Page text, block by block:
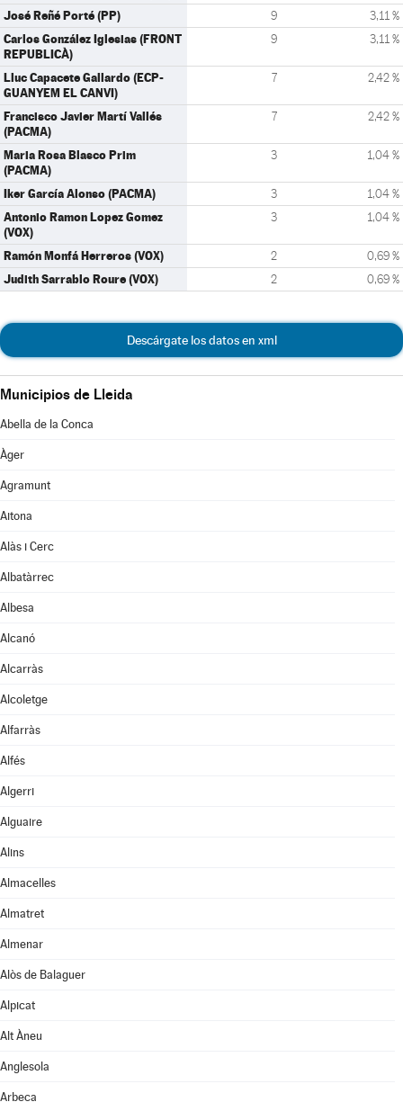
José Reñé Porté (PP) 9 3,11 %
Carlos González Iglesias (FRONT
REPUBLICÀ)
9 3,11 %
Lluc Capacete Gallardo (ECP-
GUANYEM EL CANVI)
7 2,42 %
Francisco Javier Martí Vallés
(PACMA)
7 2,42 %
Maria Rosa Blasco Prim
(PACMA)
3 1,04 %
Iker García Alonso (PACMA) 3 1,04 %
Antonio Ramon Lopez Gomez
(VOX)
3 1,04 %
Ramón Monfá Herreros (VOX) 2 0,69 %
Judith Sarrablo Roure (VOX) 2 0,69 %
Descárgate los datos en xml
Municipios de Lleida
Abella de la Conca
Àger
Agramunt
Aitona
Alàs i Cerc
Albatàrrec
Albesa
Alcanó
Alcarràs
Alcoletge
Alfarràs
Alfés
Algerri
Alguaire
Alins
Almacelles
Almatret
Almenar
Alòs de Balaguer
Alpicat
Alt Àneu
Anglesola
Arbeca